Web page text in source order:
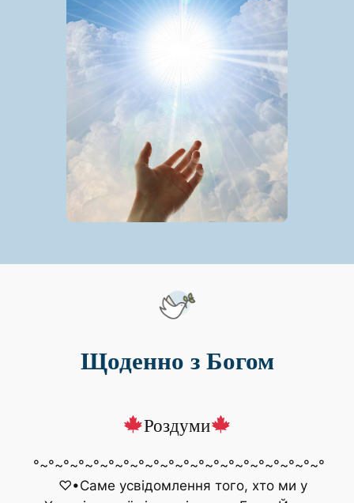
Щоденно з Богом
Роздуми
°~°~°~°~°~°~°~°~°~°~°~°~°~°~°~°~°~°~°~°
♡•Саме усвідомлення того, хто ми у